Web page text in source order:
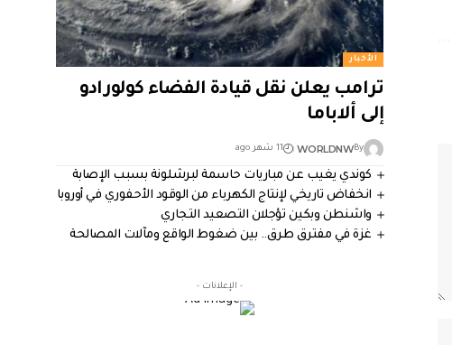
الأخبار
ترامب يعلن نقل قيادة الفضاء كولورادو
إلى ألاباما
By
WORLDNW 11 شهر ago
كوندي يغيب عن مباريات حاسمة لبرشلونة بسبب الإصابة
انخفاض تاريخي لإنتاج الكهرباء من الوقود الأحفوري في أوروبا
واشنطن وبكين تؤجلان التصعيد التجاري
غزة في مفترق طرق.. بين ضغوط الواقع ومآلات المصالحة
- الإعلانات -